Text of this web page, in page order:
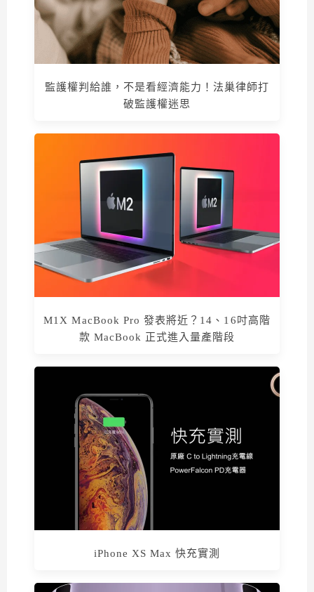
監護權判給誰，不是看經濟能力！法巢律師打
破監護權迷思
M1X MacBook Pro 發表將近？14、16吋高階
款 MacBook 正式進入量產階段
iPhone XS Max 快充實測